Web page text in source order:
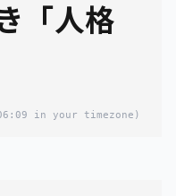
「人格
in your timezone)